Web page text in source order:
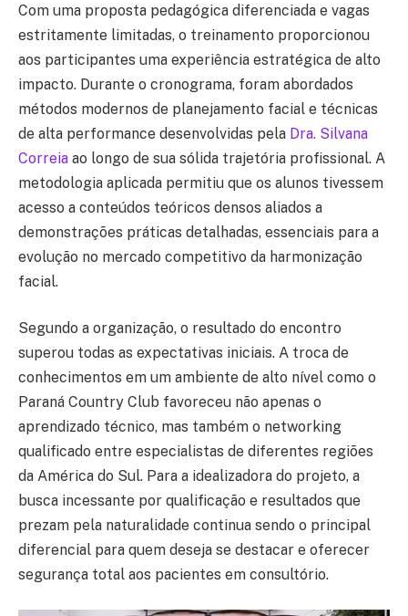
Com uma proposta pedagógica diferenciada e vagas
estritamente limitadas, o treinamento proporcionou
aos participantes uma experiência estratégica de alto
impacto. Durante o cronograma, foram abordados
métodos modernos de planejamento facial e técnicas
de alta performance desenvolvidas pela Dra. Silvana
Correia ao longo de sua sólida trajetória profissional. A
metodologia aplicada permitiu que os alunos tivessem
acesso a conteúdos teóricos densos aliados a
demonstrações práticas detalhadas, essenciais para a
evolução no mercado competitivo da harmonização
facial.
Segundo a organização, o resultado do encontro
superou todas as expectativas iniciais. A troca de
conhecimentos em um ambiente de alto nível como o
Paraná Country Club favoreceu não apenas o
aprendizado técnico, mas também o networking
qualificado entre especialistas de diferentes regiões
da América do Sul. Para a idealizadora do projeto, a
busca incessante por qualificação e resultados que
prezam pela naturalidade continua sendo o principal
diferencial para quem deseja se destacar e oferecer
segurança total aos pacientes em consultório.